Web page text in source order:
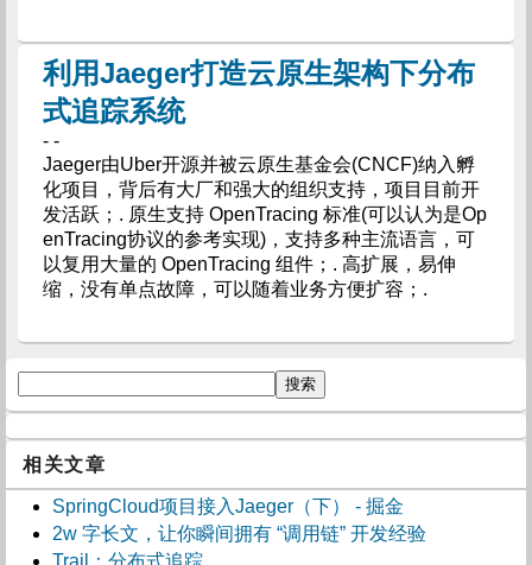
利用Jaeger打造云原生架构下分布
式追踪系统
- -
Jaeger由Uber开源并被云原生基金会(CNCF)纳入孵
化项目，背后有大厂和强大的组织支持，项目目前开
发活跃；. 原生支持 OpenTracing 标准(可以认为是Op
enTracing协议的参考实现)，支持多种主流语言，可
以复用大量的 OpenTracing 组件；. 高扩展，易伸
缩，没有单点故障，可以随着业务方便扩容；.
相关文章
SpringCloud项目接入Jaeger（下） - 掘金
2w 字长文，让你瞬间拥有 “调用链” 开发经验
Trail：分布式追踪